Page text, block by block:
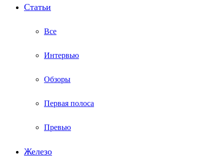
Статьи
Все
Интервью
Обзоры
Первая полоса
Превью
Железо